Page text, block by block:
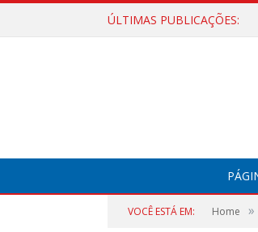
ÚLTIMAS PUBLICAÇÕES:
VOCÊ ESTÁ EM: Home »